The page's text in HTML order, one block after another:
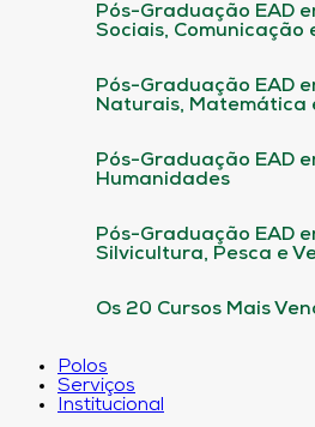
Pós-Graduação EAD
Sociais, Comunicação
Pós-Graduação EAD
Naturais, Matemática
Pós-Graduação EAD
Humanidades
Pós-Graduação EAD
Silvicultura, Pesca e
Os 20 Cursos Mais
Polos
Serviços
Institucional